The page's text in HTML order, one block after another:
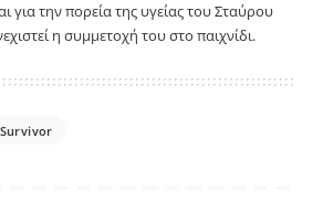
για την πορεία της υγείας του Σταύρου
η συμμετοχή του στο παιχνίδι.
Survivor